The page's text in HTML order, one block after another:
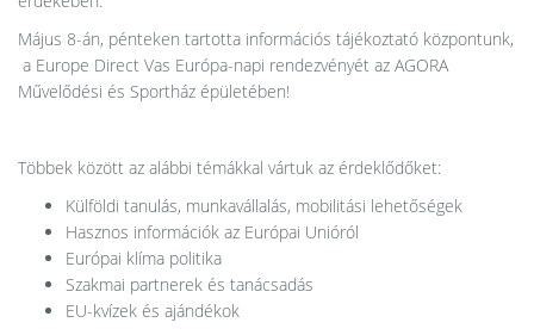
Május 8-án, pénteken tartotta információs tájékoztató központunk,
a Europe Direct Vas Európa-napi rendezvényét az AGORA
Művelődési és Sportház épületében!
Többek között az alábbi témákkal vártuk az érdeklődőket:
Külföldi tanulás, munkavállalás, mobilitási lehetőségek
Hasznos információk az Európai Unióról
Európai klíma politika
Szakmai partnerek és tanácsadás
EU-kvízek és ajándékok